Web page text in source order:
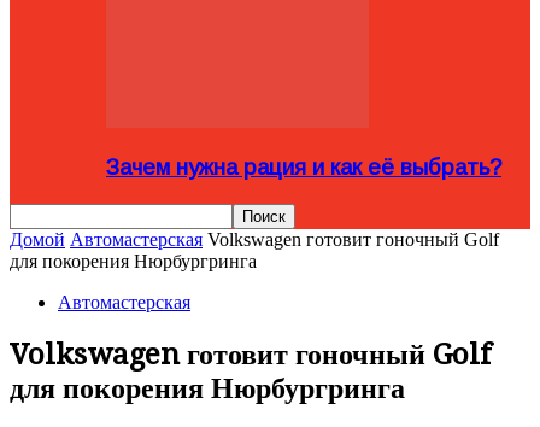
Зачем нужна рация и как её выбрать?
Домой Автомастерская Volkswagen готовит гоночный Golf
для покорения Нюрбургринга
Автомастерская
Volkswagen готовит гоночный Golf
для покорения Нюрбургринга